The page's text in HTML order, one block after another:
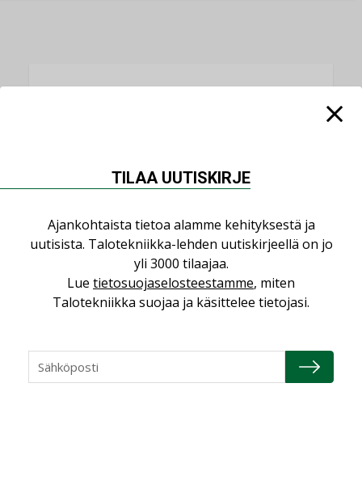
Datakeskusurakointi on tekniikkalaji
LEHDEN ARTIKKELIT
Jarno Hacklin Cervin yrityskaupasta:
”Asiakkaat hakevat kumppaneita, jotka
yhdistävät useita teknisiä osaamisalueita
saman katon alle”
AJANKOHTAISTA
”Tulevat kilpailuedut syntyvät, kun
erilliset teknologiat tuodaan yhteen”
AJANKOHTAISTA,TILAAJILLE
TILAA UUTISKIRJE
Ajankohtaista tietoa alamme kehityksestä ja
uutisista. Talotekniikka-lehden uutiskirjeellä on jo
yli 3000 tilaajaa.
Lue tietosuojaselosteestamme, miten
Talotekniikka suojaa ja käsittelee tietojasi.